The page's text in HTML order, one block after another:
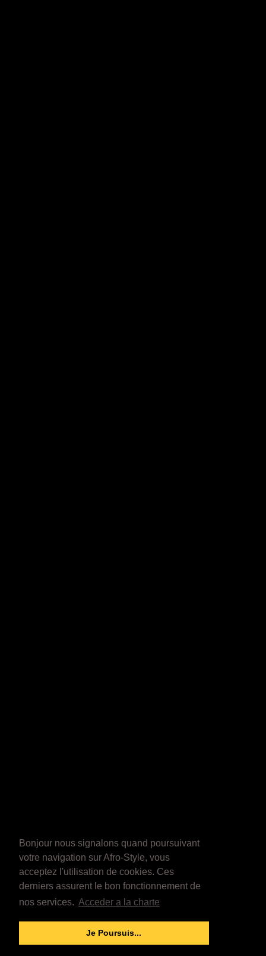
Bonjour nous signalons quand poursuivant
votre navigation sur Afro-Style, vous
acceptez l'utilisation de cookies. Ces
derniers assurent le bon fonctionnement de
nos services. Acceder a la charte
Je Poursuis...